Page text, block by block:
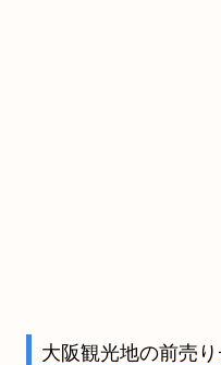
大阪観光地の前売り